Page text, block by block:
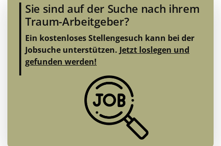
Sie sind auf der Suche nach ihrem
Traum-Arbeitgeber?
Ein kostenloses Stellengesuch kann bei der
Jobsuche unterstützen. Jetzt loslegen und
gefunden werden!